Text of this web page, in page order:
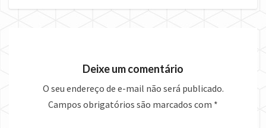
Deixe um comentário
O seu endereço de e-mail não será publicado.
Campos obrigatórios são marcados com *